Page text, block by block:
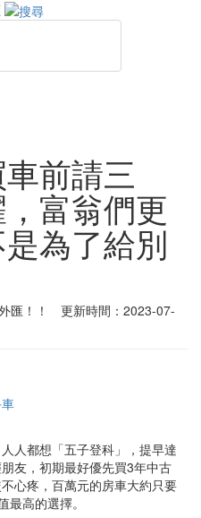
前請三
富翁們更
為了給別
匯！！ 更新時間：2023-07-
人都想「五子登科」，提早達
友，初期最好優先買3年中古
心疼，百萬元的房車大約只要
高的選擇。